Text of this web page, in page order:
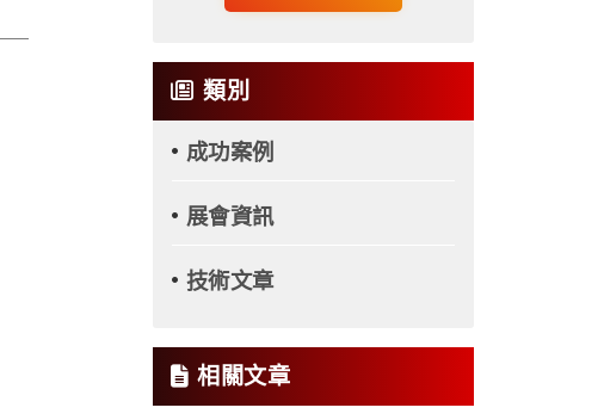
類別
成功案例
展會資訊
技術文章
相關文章